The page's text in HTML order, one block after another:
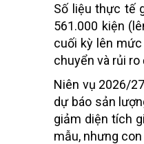
Số liệu thực tế
561.000 kiện
cuối kỳ lên
chuyển và rủi
Niên vụ 2026/
dự báo sản
giảm diện tích
mẫu, nhưng